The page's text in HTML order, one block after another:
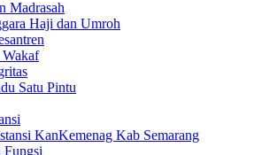
Madrasah
Haji dan Umroh
Wakaf
Satu Pintu
KanKemenag Kab Semarang
Fungsi